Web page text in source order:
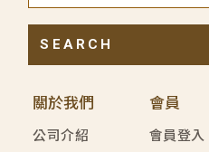
關於我們
公司介紹
會員
會員登入
SEARCH